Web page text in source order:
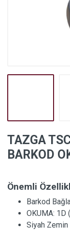
TAZGA
BARKOD
Önemli
Barkod
OKUMA: 1D
Siyah Zemin